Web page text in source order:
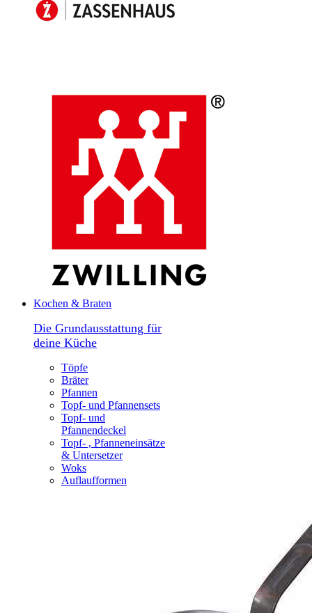
Kochen & Braten
Die Grundausstattung für
deine Küche
Töpfe
Bräter
Pfannen
Topf- und Pfannensets
Topf- und
Pfannendeckel
Topf- , Pfanneneinsätze
& Untersetzer
Woks
Auflaufformen